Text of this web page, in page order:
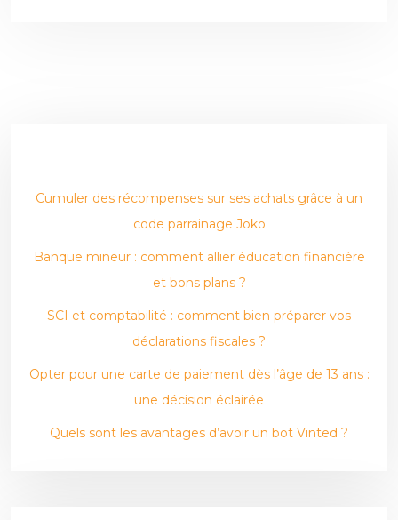
Cumuler des récompenses sur ses achats grâce à un
code parrainage Joko
Banque mineur : comment allier éducation financière
et bons plans ?
SCI et comptabilité : comment bien préparer vos
déclarations fiscales ?
Opter pour une carte de paiement dès l’âge de 13 ans :
une décision éclairée
Quels sont les avantages d’avoir un bot Vinted ?